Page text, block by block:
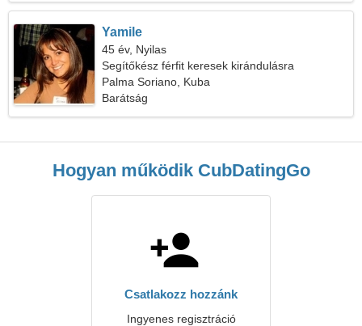
Yamile
45 év, Nyilas
Segítőkész férfit keresek kirándulásra
Palma Soriano, Kuba
Barátság
Hogyan működik CubDatingGo
Csatlakozz hozzánk
Ingyenes regisztráció